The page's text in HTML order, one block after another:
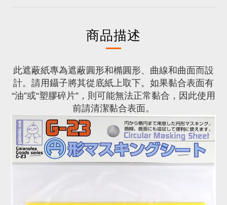
商品描述
此遮蔽紙專為遮蔽圓形和橢圓形、曲線和曲面而設
計。請用鑷子將其從底紙上取下。如果黏合表面有
“油”或“塑膠碎片”，則可能無法正常黏合，因此使用
前請清潔黏合表面。